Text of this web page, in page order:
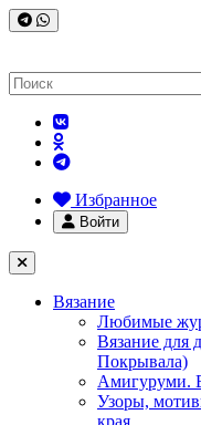
Избранное
Войти
Вязание
Любимые
Вязание для
Покрывала)
Амигуруми.
Узоры,
края